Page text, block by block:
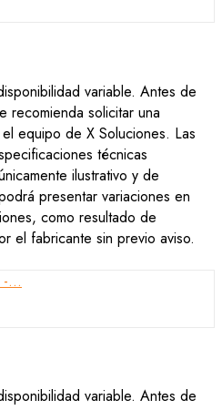
variable. Antes de
recomienda solicitar una
equipo de X Soluciones. Las
técnicas
ilustrativo y de
presentar variaciones en
como resultado de
el fabricante sin previo aviso.
variable. Antes de